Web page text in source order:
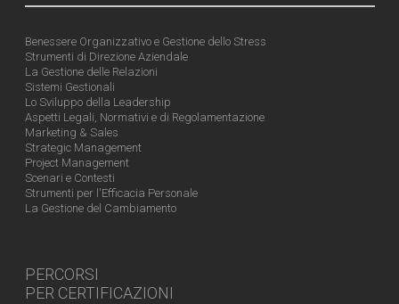
Benessere Organizzativo e Gestione dello Stress
Strumenti di Direzione Aziendale
La Gestione delle Relazioni
Sistemi Gestionali
Lo Sviluppo della Leadership
Aspetti Legali, Normativi e di Regolamentazione
Marketing & Sales
Strategic Management
Project Management
Scenari e Contesti
Strumenti per l'Efficacia Personale
La Gestione del Cambiamento
PERCORSI
PER CERTIFICAZIONI